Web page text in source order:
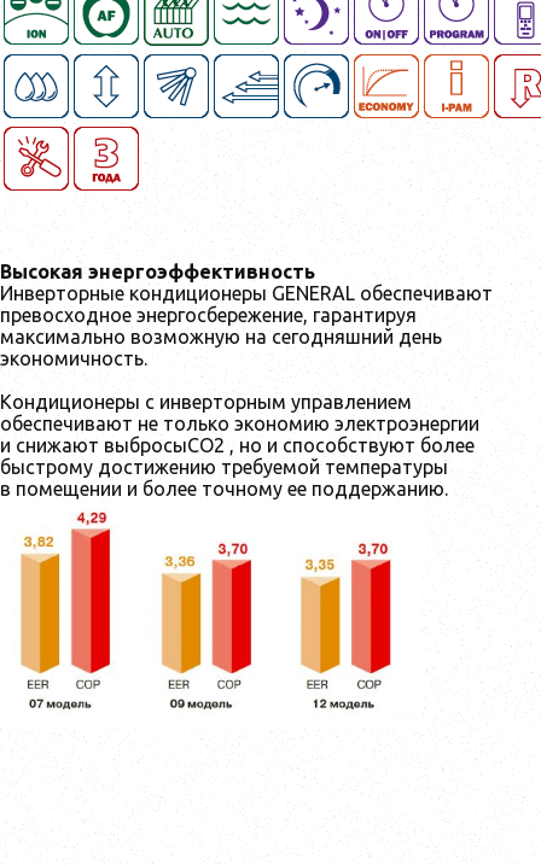
Высокая энергоэффективность
Инверторные кондиционеры GENERAL обеспечивают
превосходное энергосбережение, гарантируя
максимально возможную на сегодняшний день
экономичность.
Кондиционеры с инверторным управлением
обеспечивают не только экономию электроэнергии
и снижают выбросыСО2 , но и способствуют более
быстрому достижению требуемой температуры
в помещении и более точному ее поддержанию.